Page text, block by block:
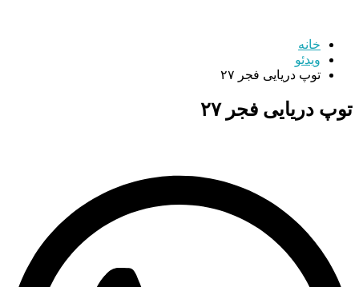
خانه
ویدئو
توپ دریایی فجر ۲۷
توپ دریایی فجر ۲۷